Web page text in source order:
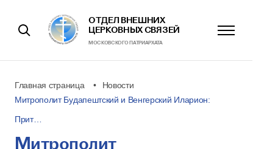
ОТДЕЛ ВНЕШНИХ
ЦЕРКОВНЫХ СВЯЗЕЙ
МОСКОВСКОГО ПАТРИАРХАТА
Главная страница
Новости
Митрополит Будапештский и Венгерский Иларион:
Прит…
Митрополит